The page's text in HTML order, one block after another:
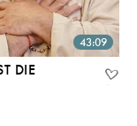
43:09
DIE